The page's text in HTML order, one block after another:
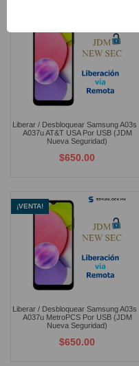
Liberar / Desbloquear Samsung A03s
A037u AT&T USA Por USB (JDM
Nueva Seguridad)
$650.00
¡VENTA!
Liberar / Desbloquear Samsung A03s
A037u MetroPCS Por USB (JDM
Nueva Seguridad)
$650.00